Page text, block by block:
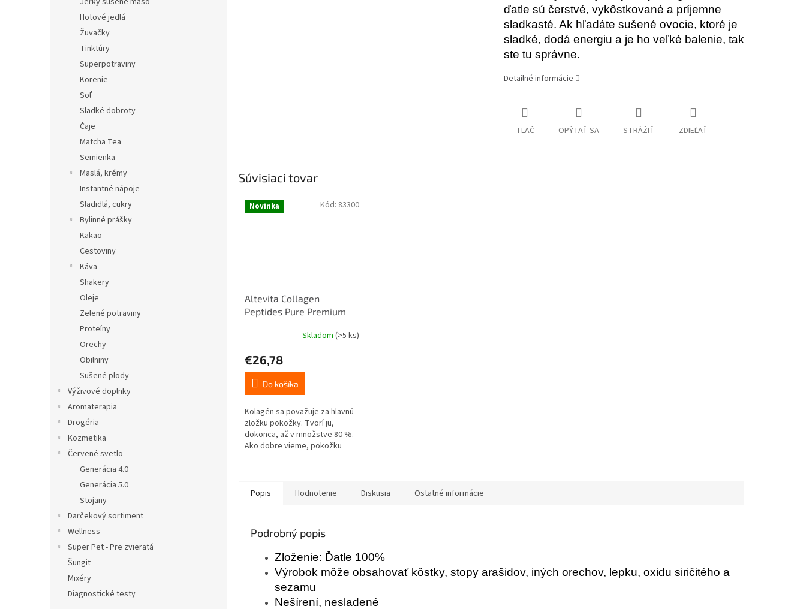
Hotové jedlá
Žuvačky
Tinktúry
Superpotraviny
Korenie
Soľ
Sladké dobroty
Čaje
Matcha Tea
Semienka
Maslá, krémy
Instantné nápoje
Sladidlá, cukry
Bylinné prášky
Kakao
Cestoviny
Káva
Shakery
Oleje
Zelené potraviny
Proteíny
Orechy
Obilniny
Sušené plody
Výživové doplnky
Aromaterapia
Drogéria
Kozmetika
Červené svetlo
Generácia 4.0
Generácia 5.0
Stojany
Darčekový sortiment
Wellness
Super Pet - Pre zvieratá
Šungit
Mixéry
Diagnostické testy
ďatle sú čerstvé, vykôstkované a príjemne
sladkasté. Ak hľadáte sušené ovocie, ktoré je
sladké, dodá energiu a je ho veľké balenie, tak
ste tu správne.
Detailné informácie
TLAČ OPÝTAŤ SA STRÁŽIŤ ZDIEĽAŤ
Súvisiaci tovar
Novinka
Altevita Collagen
Peptides Pure Premium
Skladom (>5 ks)
€26,78
Do košíka
Kolagén sa považuje za hlavnú
zložku pokožky. Tvorí ju,
dokonca, až v množstve 80 %.
Ako dobre vieme, pokožku
Kód: 83300
Popis Hodnotenie Diskusia Ostatné informácie
Podrobný popis
Zloženie: Ďatle 100%
Výrobok môže obsahovať kôstky, stopy arašidov, iných orechov, lepku, oxidu siričitého a
sezamu
Nešírení, nesladené